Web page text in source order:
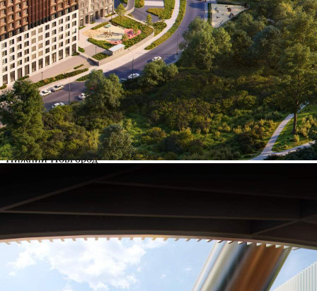
Характеристики
О помещении
Где находится
Контакты
Другие объявления
Характеристики помещения
№ объявления
125272
Дата размещения
09.08.2026
Город
Нижний Новгород
Расположено
Этаж
Предлагается
Продажа
Желаемый / подходящий вид деятельности
Не указано